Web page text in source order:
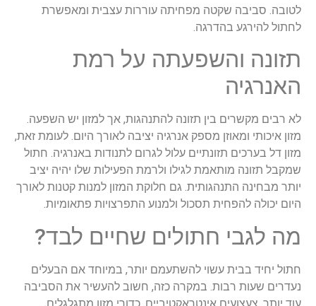
לטובה. סביבה שקטה מפחיתה עוררות עצבית ומאפשרת
לחתול להירגע בהדרגה.
תזונה והשפעתה על רמת
האנרגיה
לא רבים מקשרים בין תזונה להתנהגות, אך למזון יש השפעה.
מזון איכותי ומאוזן מספק אנרגיה יציבה לאורך היום. לעומת זאת,
מזון דל בערכים תזונתיים עלול לגרום לתנודות באנרגיה. חתול
שמקבל תזונה מותאמת לגילו ולרמת הפעילות שלו יהיה יציב
יותר מבחינה התנהגותית. גם חלוקת המזון למנות קטנות לאורך
היום יכולה להפחית תסכול ולמנוע התפרצויות פתאומיות.
מה לגבי חתולים שחיים לבד?
חתול יחיד בבית עשוי להשתעמם יותר, במיוחד אם הבעלים
נעדרים שעות רבות. במקרה כזה, חשוב להעשיר את הסביבה